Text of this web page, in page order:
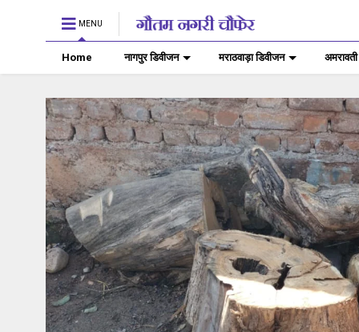
MENU
Home नागपुर डिवीजन मराठवाड़ा डिवीजन